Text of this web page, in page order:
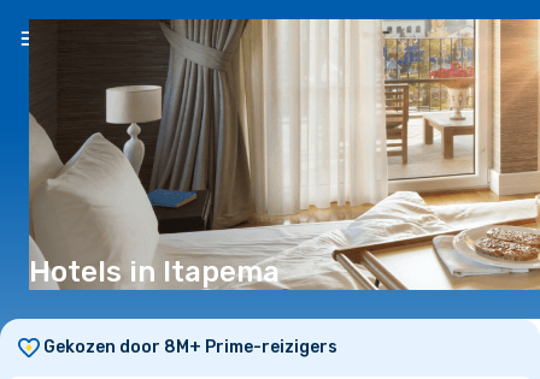
NL(€)
Hotels in Itapema
Gekozen door 8M+ Prime-reizigers